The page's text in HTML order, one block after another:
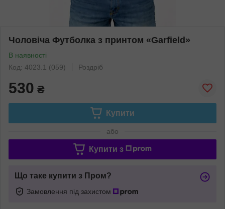
Чоловіча Футболка з принтом «Garfield»
В наявності
Код: 4023.1 (059)
Роздріб
530 ₴
Купити
або
Купити з
Що таке купити з Пром?
Замовлення під захистом